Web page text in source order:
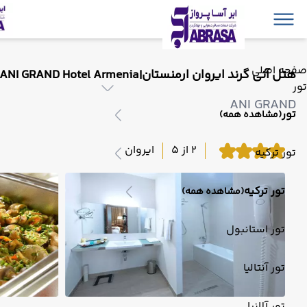
صفحه اصلی
تور
تور(مشاهده همه)
تور ترکیه
تور ترکیه(مشاهده همه)
تور استانبول
تور آنتالیا
هتل آنی گرند ایروان ارمنستان|ANI GRAND Hotel Armenia
ANI GRAND
2 از 5 ایروان